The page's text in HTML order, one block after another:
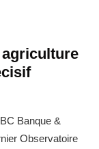
Banque &
Observatoire